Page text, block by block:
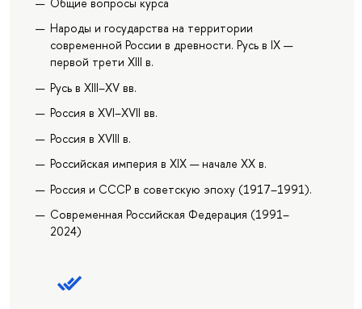
Народы и государства на территории
современной России в древности. Русь в IX —
первой трети XIII в.
Русь в XIII–XV вв.
Россия в XVI–XVII вв.
Россия в XVIII в.
Российская империя в XIX — начале ХХ в.
Россия и СССР в советскую эпоху (1917–1991).
Современная Российская Федерация (1991–
2024)